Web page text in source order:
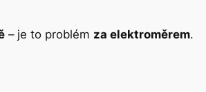
– je to problém za elektroměrem.